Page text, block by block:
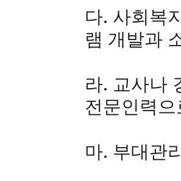
다. 사회복
램 개발과
라. 교사나
전문인력
마. 부대관